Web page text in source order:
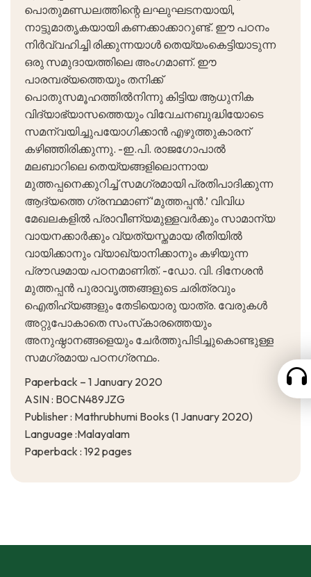
പൊതുമണ്ഡലത്തിന്റെ ലഘുഘടനയായി,
നാട്ടുമാതൃകയായി കണക്കാക്കാറുണ്ട്. ഈ പഠനം
നിര്‍വ്വഹിച്ചി രിക്കുന്നയാള്‍ തെയ്യംകെട്ടിയാടുന്ന
ഒരു സമുദായത്തിലെ അംഗമാണ്. ഈ
പാരമ്പര്യത്തെയും തനിക്ക്
പൊതുസമൂഹത്തില്‍നിന്നു കിട്ടിയ ആധുനിക
വിദ്യാഭ്യാസത്തെയും വിവേചനബുദ്ധിയോടെ
സമന്വയിച്ചുപയോഗിക്കാന്‍ എഴുത്തുകാരന്
കഴിഞ്ഞിരിക്കുന്നു. -ഇ.പി. രാജഗോപാല്‍
മലബാറിലെ തെയ്യങ്ങളിലൊന്നായ
മുത്തപ്പനെക്കുറിച്ച് സമഗ്രമായി പ്രതിപാദിക്കുന്ന
ആദ്യത്തെ ഗ്രന്ഥമാണ് ‘മുത്തപ്പന്‍.’ വിവിധ
മേഖലകളില്‍ പ്രാവീണ്യമുള്ളവര്‍ക്കും സാമാന്യ
വായനക്കാര്‍ക്കും വ്യത്യസ്തമായ രീതിയില്‍
വായിക്കാനും വ്യാഖ്യാനിക്കാനും കഴിയുന്ന
പ്രൗഢമായ പഠനമാണിത്. -ഡോ. വി. ദിനേശന്‍
മുത്തപ്പന്‍ പുരാവൃത്തങ്ങളുടെ ചരിത്രവും
ഐതിഹ്യങ്ങളും തേടിയൊരു യാത്ര. വേരുകള്‍
അറ്റുപോകാതെ സംസ്‌കാരത്തെയും
അനുഷ്ഠാനങ്ങളെയും ചേര്‍ത്തുപിടിച്ചുകൊണ്ടുള്ള
സമഗ്രമായ പഠനഗ്രന്ഥം.
Paperback – 1 January 2020
ASIN : B0CN489JZG
Publisher : Mathrubhumi Books (1 January 2020)
Language :Malayalam
Paperback : 192 pages